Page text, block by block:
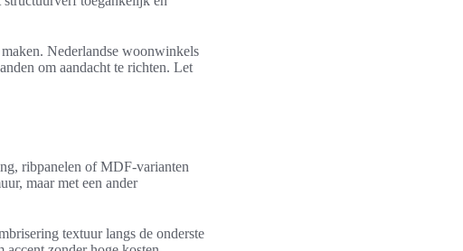
Nederlandse woonwinkels
om aandacht te richten. Let
ribpanelen of MDF-varianten
maar met een ander
textuur langs de onderste